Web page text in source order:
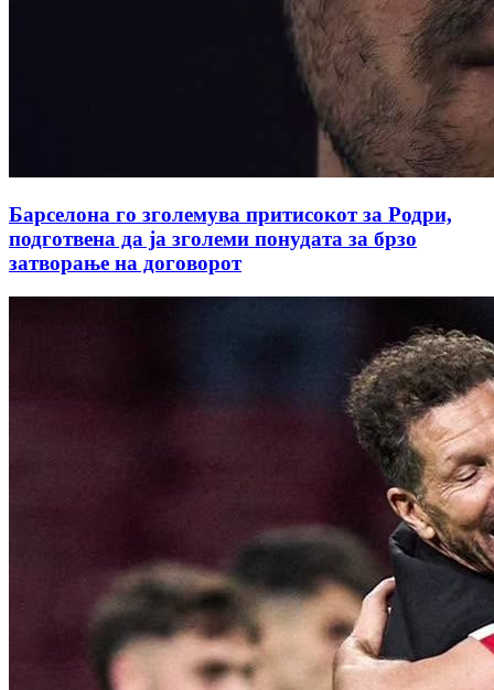
Барселона го зголемува притисокот за Родри,
подготвена да ја зголеми понудата за брзо
затворање на договорот